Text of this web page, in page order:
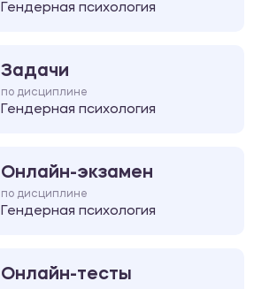
Гендерная психология
Задачи
по дисциплине
Гендерная психология
Онлайн-экзамен
по дисциплине
Гендерная психология
Онлайн-тесты